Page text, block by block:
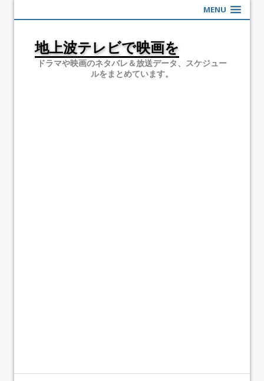
MENU
地上波テレビで映画を
ドラマや映画のネタバレ＆放送データ、スケジュー
ルをまとめています。